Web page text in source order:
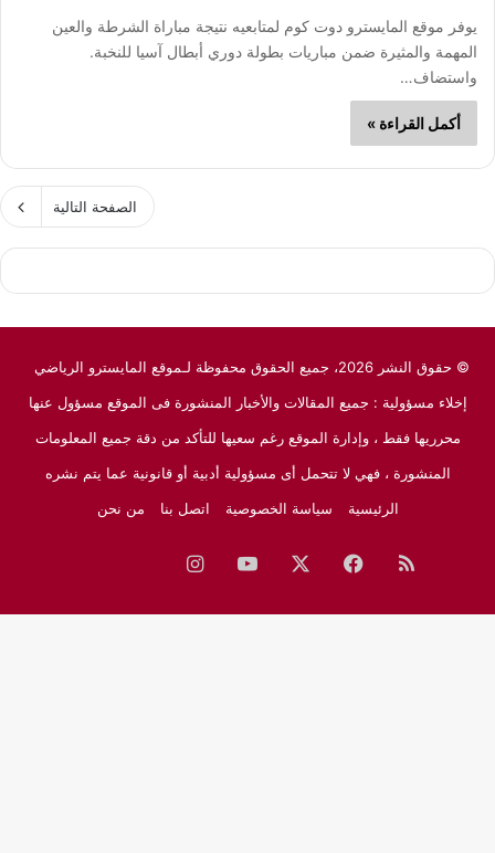
يوفر موقع المايسترو دوت كوم لمتابعيه نتيجة مباراة الشرطة والعين
المهمة والمثيرة ضمن مباريات بطولة دوري أبطال آسيا للنخبة.
واستضاف…
أكمل القراءة »
الصفحة التالية
© حقوق النشر 2026، جميع الحقوق محفوظة لـموقع المايسترو الرياضي
إخلاء مسؤولية : جميع المقالات والأخبار المنشورة فى الموقع مسؤول عنها
محرريها فقط ، وإدارة الموقع رغم سعيها للتأكد من دقة جميع المعلومات
المنشورة ، فهي لا تتحمل أى مسؤولية أدبية أو قانونية عما يتم نشره
الرئيسية
سياسة الخصوصية اتصل بنا من نحن
ملخص
الموقع
فيسبوك ‫YouTubeانستقرام
نيوز